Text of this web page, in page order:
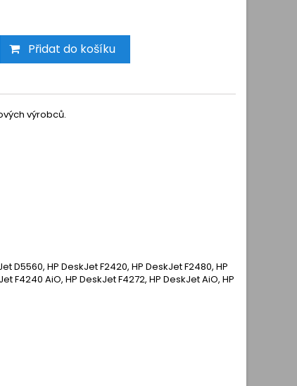
Přidat do košíku
výrobců.
D5560, HP DeskJet F2420, HP DeskJet F2480, HP
F4240 AiO, HP DeskJet F4272, HP DeskJet AiO, HP